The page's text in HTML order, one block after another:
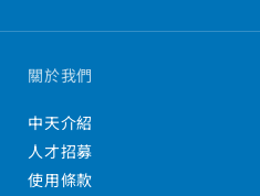
關於我們
中天介紹
人才招募
使用條款